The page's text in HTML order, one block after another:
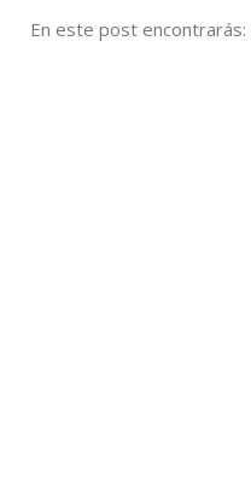
En este post encontrarás: